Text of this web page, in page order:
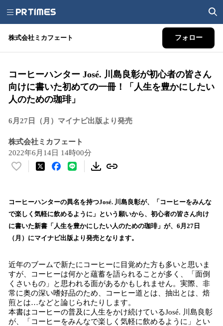
株式会社ミカフェート フォロー
コーヒーハンター José. 川島良彰が初心者の皆さん
向けに書いた初めての一冊！「人生を豊かにしたい
人のための珈琲」
6月27日（月）マイナビ出版より発売
株式会社ミカフェート
2022年6月14日 14時00分
い
！
数
を
読
み
み
中
で
す
コーヒーハンターの異名を持つJosé. 川島良彰が、「コーヒーをみんな
で楽しく気軽に飲めるように」という願いから、初心者の皆さん向け
に書いた新書「人生を豊かにしたい人のための珈琲」が、6月27日
（月）にマイナビ出版より発売となります。
近年のブームで新たにコーヒーに目覚めた方も多いと思いま
すが、コーヒーは何かと蘊蓄を語られることが多く、「面倒
くさいもの」と思われる面があるかもしれません。実際、非
常に奥の深い嗜好品のため、コーヒー道とは、抽出とは、焙
煎とは…などと論じられたりします。
本書はコーヒーの普及に人生をかけ続けているJosé. 川島良彰
が、「コーヒーをみんなで楽しく気軽に飲めるように」とい